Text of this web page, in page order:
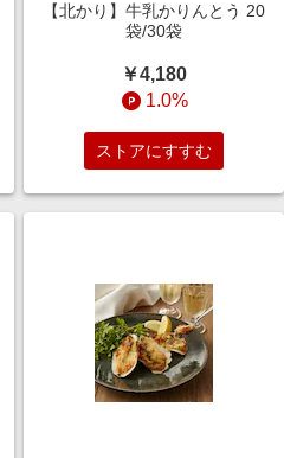
【北かり】牛乳かりんとう 20
袋/30袋
￥4,180
1.0%
ストアにすすむ